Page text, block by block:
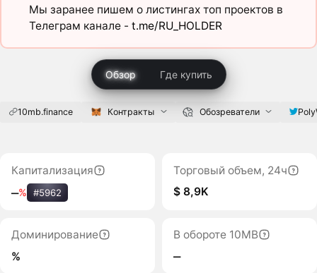
Мы заранее пишем о листингах топ проектов в
Телеграм канале - t.me/RU_HOLDER
Обзор Где купить
10mb.finance Контракты Обозреватели
Капитализация
‒% #5962
Торговый объем, 24ч
$ 8,9K
Доминирование
%
В обороте 10MB
‒